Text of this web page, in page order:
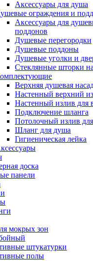
Аксессуары для душа
ограждения и
Аксессуары для
поддонов
Душевые перегородки
Душевые поддоны
Душевые уголки и
Стеклянные шторки
Верхняя душевая
Настенный верхний
Настенный излив для
Подключение шланга
Потолочный излив
Шланг для душа
Гигиеническая лейка
доска
панели
мокрых зон
штукатурки
полы